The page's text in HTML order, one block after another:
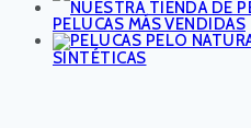
PELUCAS MÁS VENDIDAS
SINTÉTICAS